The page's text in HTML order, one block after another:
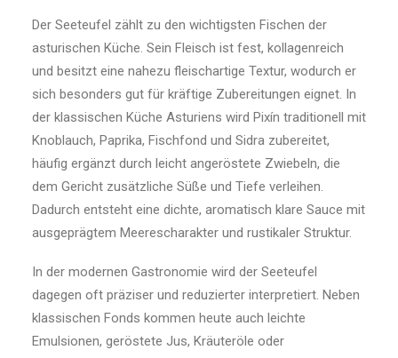
Der Seeteufel zählt zu den wichtigsten Fischen der
asturischen Küche. Sein Fleisch ist fest, kollagenreich
und besitzt eine nahezu fleischartige Textur, wodurch er
sich besonders gut für kräftige Zubereitungen eignet. In
der klassischen Küche Asturiens wird Pixín traditionell mit
Knoblauch, Paprika, Fischfond und Sidra zubereitet,
häufig ergänzt durch leicht angeröstete Zwiebeln, die
dem Gericht zusätzliche Süße und Tiefe verleihen.
Dadurch entsteht eine dichte, aromatisch klare Sauce mit
ausgeprägtem Meerescharakter und rustikaler Struktur.
In der modernen Gastronomie wird der Seeteufel
dagegen oft präziser und reduzierter interpretiert. Neben
klassischen Fonds kommen heute auch leichte
Emulsionen, geröstete Jus, Kräuteröle oder